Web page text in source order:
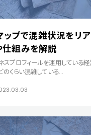
プで混雑状況をリ
仕組みを解説
プロフィールを運用している経
のくらい混雑している…